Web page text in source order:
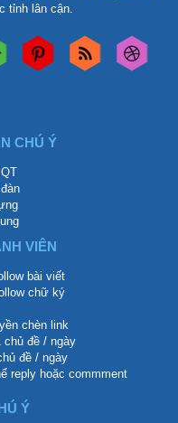
tỉnh lân cận.
CHÚ Ý
VIÊN
bài viết
chữ ký
chèn link
chủ đề / ngày
đề / ngày
reply hoặc commment
Ý